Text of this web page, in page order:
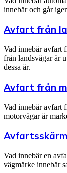
innebär och går
Avfart från
Vad innebär avfart
från landsvägar är
dessa är.
Avfart från
Vad innebär avfart
motorvägar är
Avfartsskärm
Vad innebär en
vägmärke innebär